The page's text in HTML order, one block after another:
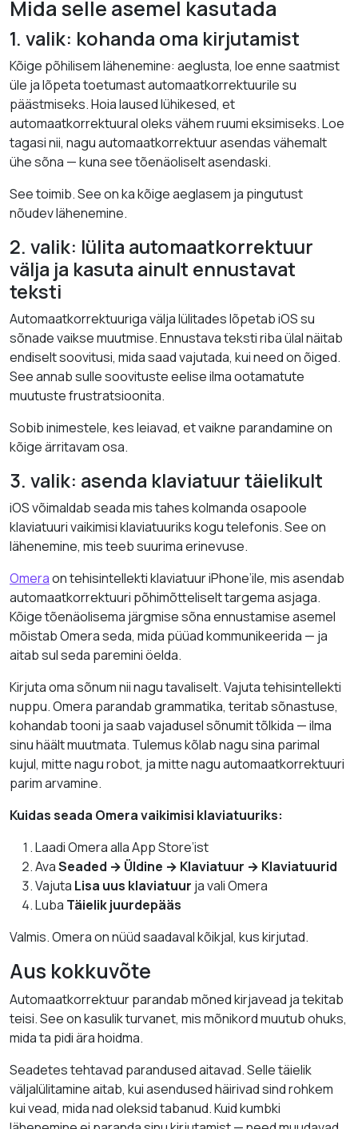
Mida selle asemel kasutada
1. valik: kohanda oma kirjutamist
Kõige põhilisem lähenemine: aeglusta, loe enne saatmist
üle ja lõpeta toetumast automaatkorrektuurile su
päästmiseks. Hoia laused lühikesed, et
automaatkorrektuural oleks vähem ruumi eksimiseks. Loe
tagasi nii, nagu automaatkorrektuur asendas vähemalt
ühe sõna — kuna see tõenäoliselt asendaski.
See toimib. See on ka kõige aeglasem ja pingutust
nõudev lähenemine.
2. valik: lülita automaatkorrektuur
välja ja kasuta ainult ennustavat
teksti
Automaatkorrektuuriga välja lülitades lõpetab iOS su
sõnade vaikse muutmise. Ennustava teksti riba ülal näitab
endiselt soovitusi, mida saad vajutada, kui need on õiged.
See annab sulle soovituste eelise ilma ootamatute
muutuste frustratsioonita.
Sobib inimestele, kes leiavad, et vaikne parandamine on
kõige ärritavam osa.
3. valik: asenda klaviatuur täielikult
iOS võimaldab seada mis tahes kolmanda osapoole
klaviatuuri vaikimisi klaviatuuriks kogu telefonis. See on
lähenemine, mis teeb suurima erinevuse.
Omeraon tehisintellekti klaviatuur iPhone’ile, mis asendab
automaatkorrektuuri põhimõtteliselt targema asjaga.
Kõige tõenäolisema järgmise sõna ennustamise asemel
mõistab Omera seda, mida püüad kommunikeerida — ja
aitab sul seda paremini öelda.
Kirjuta oma sõnum nii nagu tavaliselt. Vajuta tehisintellekti
nuppu. Omera parandab grammatika, teritab sõnastuse,
kohandab tooni ja saab vajadusel sõnumit tõlkida — ilma
sinu häält muutmata. Tulemus kõlab nagu sina parimal
kujul, mitte nagu robot, ja mitte nagu automaatkorrektuuri
parim arvamine.
Kuidas seada Omera vaikimisi klaviatuuriks:
Laadi Omera alla App Store’ist
AvaSeaded → Üldine → Klaviatuur → Klaviatuurid
Vajuta Lisa uus klaviatuur ja vali Omera
Luba Täielik juurdepääs
Valmis. Omera on nüüd saadaval kõikjal, kus kirjutad.
Aus kokkuvõte
Automaatkorrektuur parandab mõned kirjavead ja tekitab
teisi. See on kasulik turvanet, mis mõnikord muutub ohuks,
mida ta pidi ära hoidma.
Seadetes tehtavad parandused aitavad. Selle täielik
väljalülitamine aitab, kui asendused häirivad sind rohkem
kui vead, mida nad oleksid tabanud. Kuid kumbki